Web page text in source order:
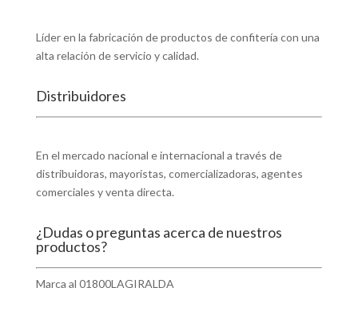
Líder en la fabricación de productos de confitería con una
alta relación de servicio y calidad.
Distribuidores
En el mercado nacional e internacional a través de
distribuidoras, mayoristas, comercializadoras, agentes
comerciales y venta directa.
¿Dudas o preguntas acerca de nuestros
productos?
Marca al 01800LAGIRALDA